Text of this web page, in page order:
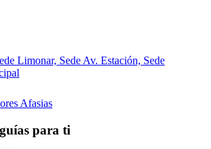
Limonar, Sede Av. Estación, Sede
Afasias
para ti